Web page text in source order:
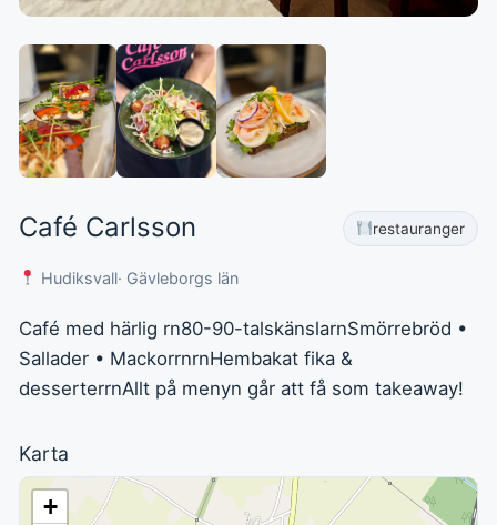
Café Carlsson restauranger
Hudiksvall· Gävleborgs län
Café med härlig rn80-90-talskänslarnSmörrebröd •
Sallader • MackorrnrnHembakat fika &
desserterrnAllt på menyn går att få som takeaway!
Karta
+